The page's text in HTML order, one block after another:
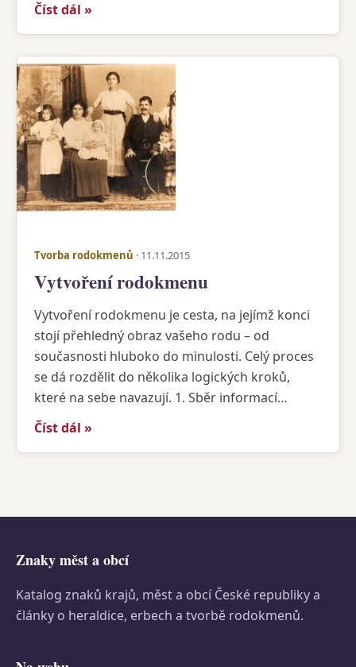
Číst dál »
Tvorba rodokmenů · 11.11.2015
Vytvoření rodokmenu
Vytvoření rodokmenu je cesta, na jejímž konci
stojí přehledný obraz vašeho rodu – od
současnosti hluboko do minulosti. Celý proces
se dá rozdělit do několika logických kroků,
které na sebe navazují. 1. Sběr informací…
Číst dál »
Znaky měst a obcí
Katalog znaků krajů, měst a obcí České republiky a
články o heraldice, erbech a tvorbě rodokmenů.